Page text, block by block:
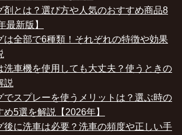
剤とは？選び方や人気のおすすめ商品8
最新版】
は全部で6種類！それぞれの特徴や効果
洗車機を使用しても大丈夫？使うときの
説
でスプレーを使うメリットは？選ぶ時の
5選を解説【2026年】
後に洗車は必要？洗車の頻度や正しい手